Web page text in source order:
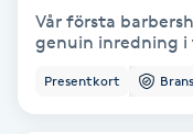
Vår första
genuin inredning
Presentkort